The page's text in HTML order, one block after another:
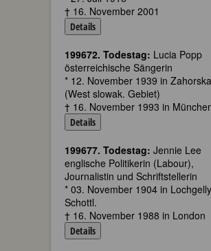
† 16. November 2001
Details
199672. Todestag: Lucia Popp
österreichische Sängerin
* 12. November 1939 in
(West slowak. Gebiet)
† 16. November 1993 in
Details
199677. Todestag: Jennie Lee
englische Politikerin (Labour),
Journalistin und Schriftstellerin
* 03. November 1904 in
Schottl.
† 16. November 1988 in London
Details